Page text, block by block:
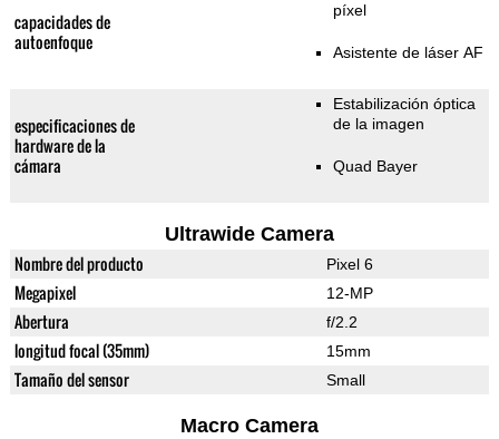
capacidades de
autoenfoque
píxel
Asistente de láser AF
especificaciones de
hardware de la
cámara
Estabilización óptica
de la imagen
Quad Bayer
Ultrawide Camera
Nombre del producto Pixel 6
Megapixel 12-MP
Abertura f/2.2
longitud focal (35mm) 15mm
Tamaño del sensor Small
Macro Camera